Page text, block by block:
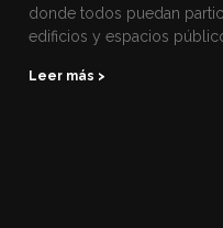
donde todos puedan
edificios y espacios
Leer más >